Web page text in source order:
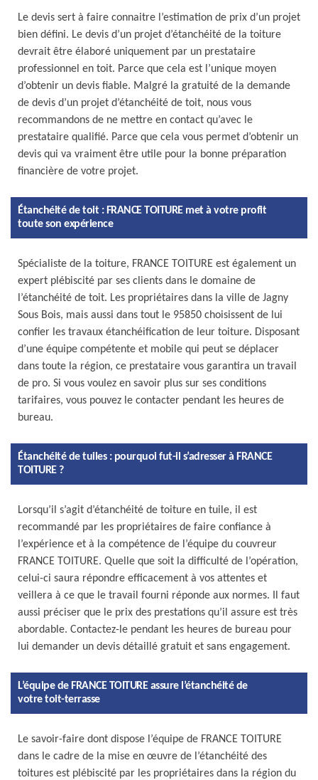
Le devis sert à faire connaitre l’estimation de prix d’un projet
bien défini. Le devis d’un projet d’étanchéité de la toiture
devrait être élaboré uniquement par un prestataire
professionnel en toit. Parce que cela est l’unique moyen
d’obtenir un devis fiable. Malgré la gratuité de la demande
de devis d’un projet d’étanchéité de toit, nous vous
recommandons de ne mettre en contact qu’avec le
prestataire qualifié. Parce que cela vous permet d’obtenir un
devis qui va vraiment être utile pour la bonne préparation
financière de votre projet.
Étanchéité de toit : FRANCE TOITURE met à votre profit
toute son expérience
Spécialiste de la toiture, FRANCE TOITURE est également un
expert plébiscité par ses clients dans le domaine de
l’étanchéité de toit. Les propriétaires dans la ville de Jagny
Sous Bois, mais aussi dans tout le 95850 choisissent de lui
confier les travaux étanchéification de leur toiture. Disposant
d’une équipe compétente et mobile qui peut se déplacer
dans toute la région, ce prestataire vous garantira un travail
de pro. Si vous voulez en savoir plus sur ses conditions
tarifaires, vous pouvez le contacter pendant les heures de
bureau.
Étanchéité de tuiles : pourquoi fut-il s’adresser à FRANCE
TOITURE ?
Lorsqu’il s’agit d’étanchéité de toiture en tuile, il est
recommandé par les propriétaires de faire confiance à
l’expérience et à la compétence de l’équipe du couvreur
FRANCE TOITURE. Quelle que soit la difficulté de l’opération,
celui-ci saura répondre efficacement à vos attentes et
veillera à ce que le travail fourni réponde aux normes. Il faut
aussi préciser que le prix des prestations qu’il assure est très
abordable. Contactez-le pendant les heures de bureau pour
lui demander un devis détaillé gratuit et sans engagement.
L’équipe de FRANCE TOITURE assure l’étanchéité de
votre toit-terrasse
Le savoir-faire dont dispose l’équipe de FRANCE TOITURE
dans le cadre de la mise en œuvre de l’étanchéité des
toitures est plébiscité par les propriétaires dans la région du